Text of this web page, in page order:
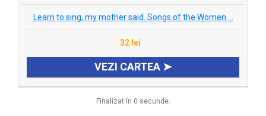
Learn to sing, my mother said. Songs of the Women ...
32 lei
VEZI CARTEA ➤
Finalizat în 0 secunde.